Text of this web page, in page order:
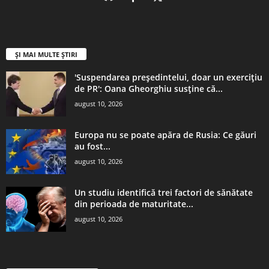
ȘI MAI MULTE ȘTIRI
'Suspendarea președintelui, doar un exercițiu
de PR': Oana Gheorghiu susține că...
august 10, 2026
Europa nu se poate apăra de Rusia: Ce găuri
au fost...
august 10, 2026
Un studiu identifică trei factori de sănătate
din perioada de maturitate...
august 10, 2026